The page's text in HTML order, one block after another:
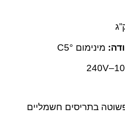
מינימום °C5
בתריסים חשמליים